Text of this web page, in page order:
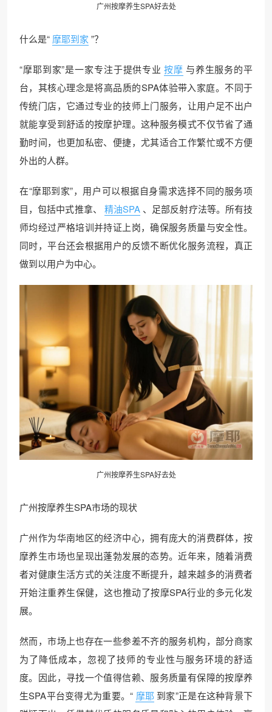
广州按摩养生SPA好去处
什么是“ 摩耶到家 ”？
“摩耶到家”是一家专注于提供专业 按摩 与养生服务的平
台，其核心理念是将高品质的SPA体验带入家庭。不同于
传统门店，它通过专业的技师上门服务，让用户足不出户
就能享受到舒适的按摩护理。这种服务模式不仅节省了通
勤时间，也更加私密、便捷，尤其适合工作繁忙或不方便
外出的人群。
在“摩耶到家”，用户可以根据自身需求选择不同的服务项
目，包括中式推拿、
精油SPA 、足部反射疗法等。所有技
师均经过严格培训并持证上岗，确保服务质量与安全性。
同时，平台还会根据用户的反馈不断优化服务流程，真正
做到以用户为中心。
广州按摩养生SPA好去处
广州按摩养生SPA市场的现状
广州作为华南地区的经济中心，拥有庞大的消费群体，按
摩养生市场也呈现出蓬勃发展的态势。近年来，随着消费
者对健康生活方式的关注度不断提升，越来越多的消费者
开始注重养生保健，这也推动了按摩SPA行业的多元化发
展。
然而，市场上也存在一些参差不齐的服务机构，部分商家
为了降低成本，忽视了技师的专业性与服务环境的舒适
度。因此，寻找一个值得信赖、服务质量有保障的按摩养
生SPA平台变得尤为重要。“ 摩耶 到家”正是在这种背景下